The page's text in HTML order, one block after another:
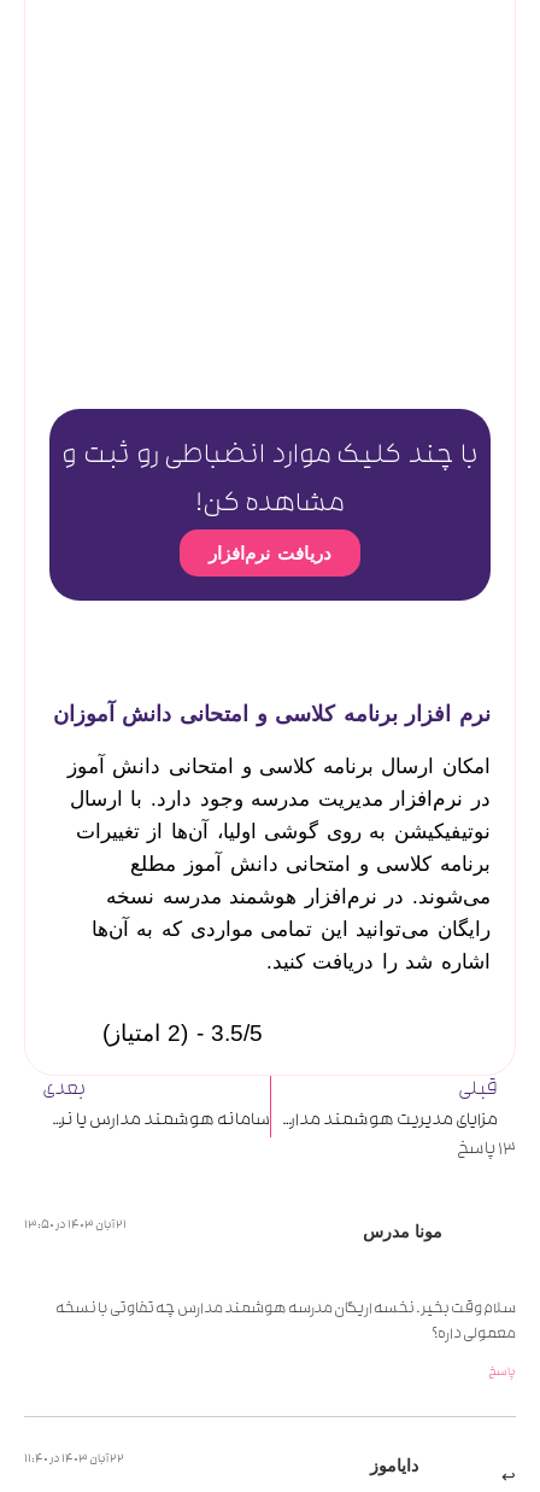
با چند کلیک موارد انضباطی رو ثبت و
مشاهده کن!
دریافت نرم‌افزار
نرم افزار برنامه کلاسی و امتحانی دانش آموزان
امکان ارسال برنامه کلاسی و امتحانی دانش آموز
در نرم‌افزار مدیریت مدرسه وجود دارد. با ارسال
نوتیفیکیشن به روی گوشی اولیا، آن‌ها از تغییرات
برنامه کلاسی و امتحانی دانش آموز مطلع
می‌شوند. در نرم‌افزار هوشمند مدرسه نسخه
رایگان می‌توانید این تمامی مواردی که به آن‌ها
اشاره شد را دریافت کنید.
3.5/5 - (2 امتیاز)
قبلی
مزایای مدیریت هوشمند مدارس با نرم افزار و اپلیکیشن مدرسه
بعدی
سامانه هوشمند مدارس یا نرم افزار اتوماسیون مدارس چیست؟
13 پاسخ
مونا مدرس 21 آبان 1403 در 13:50
سلام وقت بخیر. نخسه اریگان مدرسه هوشمند مدارس چه تفاوتی با نسخه
معمولی داره؟
پاسخ
دایاموز 22 آبان 1403 در 11:40